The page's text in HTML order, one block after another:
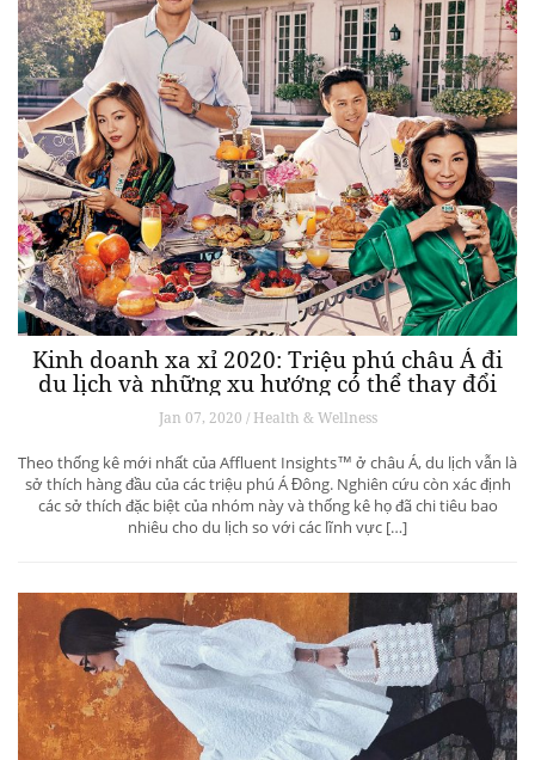
Kinh doanh xa xỉ 2020: Triệu phú châu Á đi
du lịch và những xu hướng có thể thay đổi
ngành du lịch thượng lưu
Jan 07, 2020 / Health & Wellness
Theo thống kê mới nhất của Affluent Insights™ ở châu Á, du lịch vẫn là
sở thích hàng đầu của các triệu phú Á Đông. Nghiên cứu còn xác định
các sở thích đặc biệt của nhóm này và thống kê họ đã chi tiêu bao
nhiêu cho du lịch so với các lĩnh vực […]